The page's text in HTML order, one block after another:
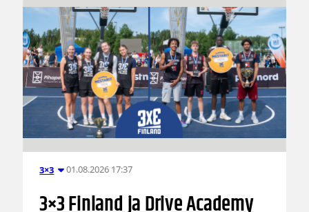
3×3 01.08.2026 17:37
3×3 Finland ja Drive Academy